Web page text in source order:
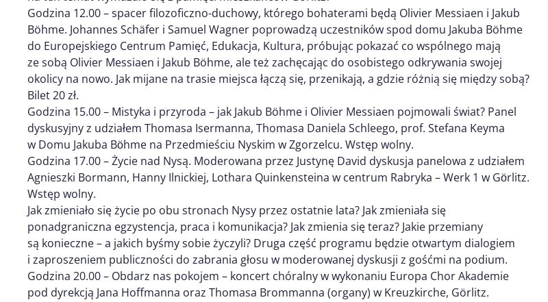
Godzina 12.00 – spacer filozoficzno-duchowy, którego bohaterami będą Olivier Messiaen i Jakub
Böhme. Johannes Schäfer i Samuel Wagner poprowadzą uczestników spod domu Jakuba Böhme
do Europejskiego Centrum Pamięć, Edukacja, Kultura, próbując pokazać co wspólnego mają
ze sobą Olivier Messiaen i Jakub Böhme, ale też zachęcając do osobistego odkrywania swojej
okolicy na nowo. Jak mijane na trasie miejsca łączą się, przenikają, a gdzie różnią się między sobą?
Bilet 20 zł.
Godzina 15.00 – Mistyka i przyroda – jak Jakub Böhme i Olivier Messiaen pojmowali świat? Panel
dyskusyjny z udziałem Thomasa Isermanna, Thomasa Daniela Schleego, prof. Stefana Keyma
w Domu Jakuba Bӧhme na Przedmieściu Nyskim w Zgorzelcu. Wstęp wolny.
Godzina 17.00 – Życie nad Nysą. Moderowana przez Justynę David dyskusja panelowa z udziałem
Agnieszki Bormann, Hanny Ilnickiej, Lothara Quinkensteina w centrum Rabryka – Werk 1 w Gӧrlitz.
Wstęp wolny.
Jak zmieniało się życie po obu stronach Nysy przez ostatnie lata? Jak zmieniała się
ponadgraniczna egzystencja, praca i komunikacja? Jak zmienia się teraz? Jakie przemiany
są konieczne – a jakich byśmy sobie życzyli? Druga część programu będzie otwartym dialogiem
i zaproszeniem publiczności do zabrania głosu w moderowanej dyskusji z gośćmi na podium.
Godzina 20.00 – Obdarz nas pokojem – koncert chóralny w wykonaniu Europa Chor Akademie
pod dyrekcją Jana Hoffmanna oraz Thomasa Brommanna (organy) w Kreuzkirche, Görlitz.